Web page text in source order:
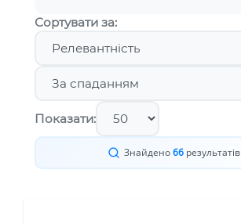
Сортувати за:
Показати:
Знайдено66 результатів